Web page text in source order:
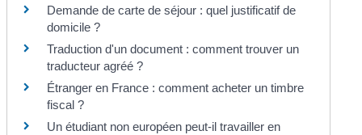
Demande de carte de séjour : quel justificatif de
domicile ?
Traduction d'un document : comment trouver un
traducteur agréé ?
Étranger en France : comment acheter un timbre
fiscal ?
Un étudiant non européen peut-il travailler en